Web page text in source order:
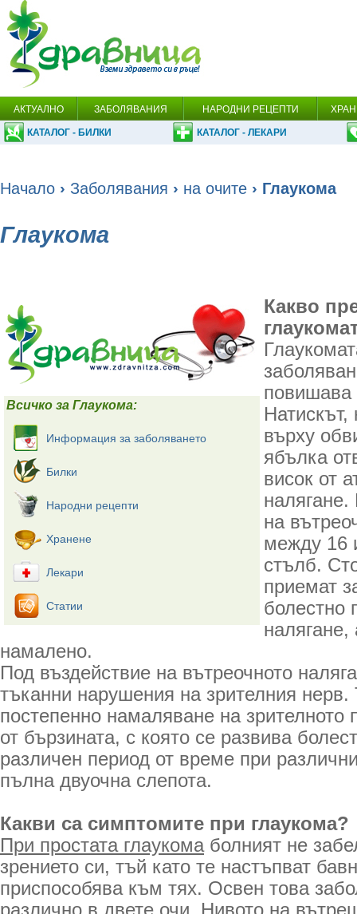
АКТУАЛНО ЗАБОЛЯВАНИЯ НАРОДНИ РЕЦЕПТИ
КАТАЛОГ - БИЛКИ КАТАЛОГ - ЛЕКАРИ
Начало › Заболявания › на очите › Глаукома
Глаукома
Всичко за Глаукома:
Информация за заболяването
Билки
Народни рецепти
Хранене
Лекари
Статии
Какво
повишава
Натискът,
върху
ябълка
висок от
на
между 16
стълб.
приемат
болестно
намалено.
Под въздействие на вътреочното
тъканни нарушения на зрителния нерв.
постепенно намаляване на зрителното
от бързината, с която се развива
различен период от време при
пълна двуочна слепота.
Какви са симптомите при глаукома?
При простата глаукомаболният не
зрението си, тъй като те настъпват
приспособява към тях. Освен това